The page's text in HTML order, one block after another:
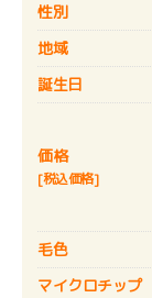
性別
地域
誕生日
価格
[税込価格]
毛色
マイクロチップ